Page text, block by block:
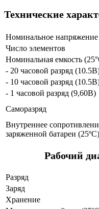
Технические
Номинальное напряжение
Число элементов
Номинальная емкость
- 20 часовой разряд
- 10 часовой разряд
- 1 часовой разряд (9,60В)
Саморазряд
Внутреннее
заряженной батареи (25ºС)
Рабочий
Разряд
Заряд
Хранение